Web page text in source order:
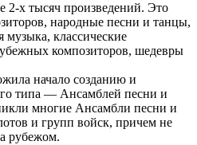
2-х тысяч произведений. Это
народные песни и танцы,
музыка, классические
композиторов, шедевры
начало созданию и
типа — Ансамблей песни и
многие Ансамбли песни и
и групп войск, причем не
рубежом.